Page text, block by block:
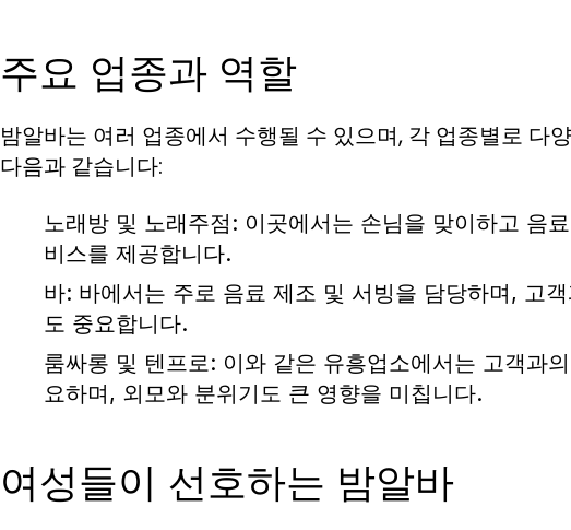
주요 업종과 역할
밤알바는 여러 업종에서 수행될 수 있으며, 각 업종별로 다
다음과 같습니다:
노래방 및 노래주점: 이곳에서는 손님을 맞이하고 음
비스를 제공합니다.
바: 바에서는 주로 음료 제조 및 서빙을 담당하며, 고
도 중요합니다.
룸싸롱 및 텐프로: 이와 같은 유흥업소에서는 고객과
요하며, 외모와 분위기도 큰 영향을 미칩니다.
여성들이 선호하는 밤알바